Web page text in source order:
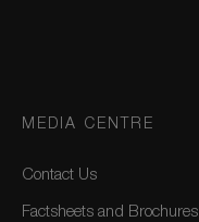
MEDIA CENTRE
Contact Us
Factsheets and Brochures